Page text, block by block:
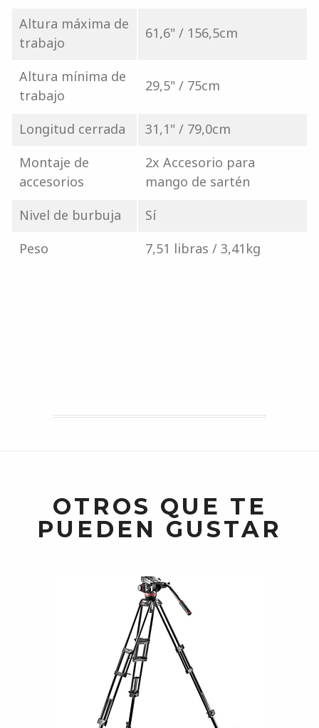
Altura máxima de
trabajo
61,6" / 156,5cm
Altura mínima de
trabajo
29,5" / 75cm
Longitud cerrada
31,1" / 79,0cm
Montaje de
accesorios
2x Accesorio para
mango de sartén
Nivel de burbuja
Sí
Peso
7,51 libras / 3,41kg
OTROS QUE TE
PUEDEN GUSTAR